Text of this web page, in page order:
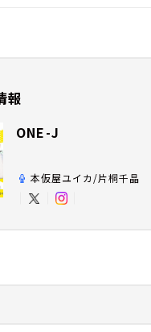
報
ONE-J
本仮屋ユイカ/片桐千晶